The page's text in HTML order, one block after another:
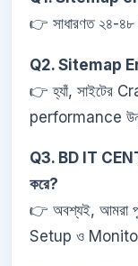
👉 সাধারণত ২৪-৪৮
Q2. Sitemap
👉 হ্যাঁ, সাইটের
performance
Q3. BD IT
করে?
👉 অবশ্যই,
Setup ও